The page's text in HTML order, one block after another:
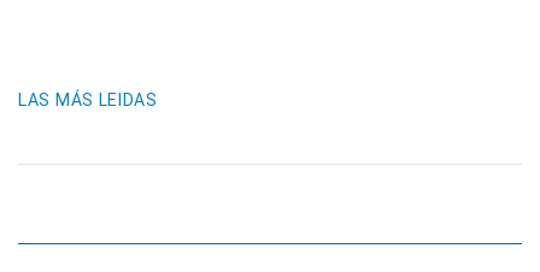
LAS MÁS LEIDAS